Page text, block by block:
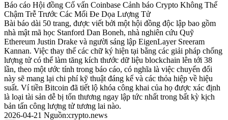
Báo cáo Hội đồng Cố vấn Coinbase Cảnh báo Crypto Không Thể
Chậm Trễ Trước Các Mối Đe Dọa Lượng Tử
Bài báo dài 50 trang, được viết bởi một hội đồng độc lập bao gồm
nhà mật mã học Stanford Dan Boneh, nhà nghiên cứu Quỹ
Ethereum Justin Drake và người sáng lập EigenLayer Sreeram
Kannan. Việc thay thế các chữ ký hiện tại bằng các giải pháp chống
lượng tử có thể làm tăng kích thước dữ liệu blockchain lên tới 38
lần, theo một ước tính trong báo cáo, có nghĩa là việc chuyển đổi
này sẽ mang lại chi phí kỹ thuật đáng kể và các thỏa hiệp về hiệu
suất. Ví tiền Bitcoin đã tiết lộ khóa công khai của họ được xác định
là loại tài sản dễ bị tổn thương ngay lập tức nhất trong bất kỳ kịch
bản tấn công lượng tử tương lai nào.
2026-04-21 Nguồn:crypto.news